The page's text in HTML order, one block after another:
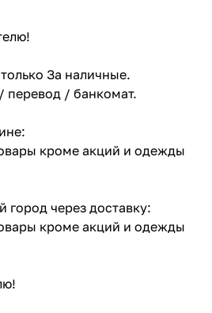
За наличные.
/ банкомат.
кроме акций и одежды
город через доставку:
кроме акций и одежды